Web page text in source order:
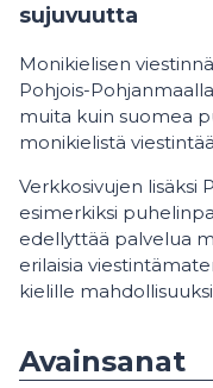
sujuvuutta
Monikielisen
Pohjois-
muita kuin suomea
monikielistä
Verkkosivujen lisäksi
esimerkiksi
edellyttää palvelua
erilaisia
kielille
Avainsanat